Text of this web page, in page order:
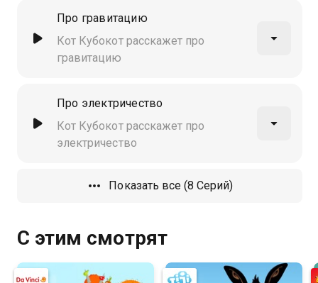
Про гравитацию
Кот Кубокот расскажет про
гравитацию
Про электричество
Кот Кубокот расскажет про
электричество
Показать все (8 Серий)
С этим смотрят